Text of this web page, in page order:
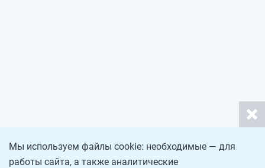
Мы используем файлы cookie: необходимые — для
работы сайта, а также аналитические